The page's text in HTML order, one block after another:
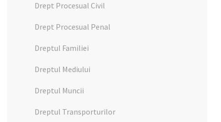
Drept Procesual Civil
Drept Procesual Penal
Dreptul Familiei
Dreptul Mediului
Dreptul Muncii
Dreptul Transporturilor